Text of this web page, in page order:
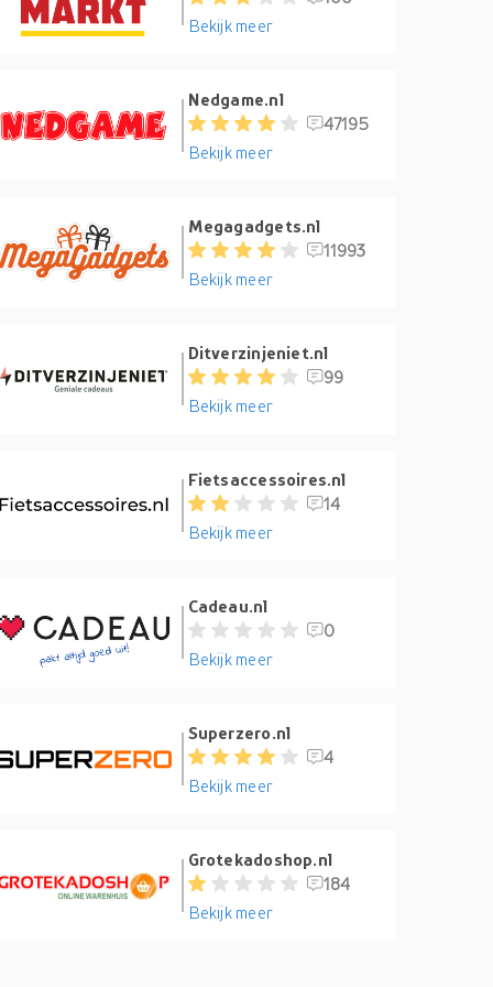
Bekijk meer
Nedgame.nl
47195
Bekijk meer
Megagadgets.nl
11993
Bekijk meer
Ditverzinjeniet.nl
99
Bekijk meer
Fietsaccessoires.nl
14
Bekijk meer
Cadeau.nl
0
Bekijk meer
Superzero.nl
4
Bekijk meer
Grotekadoshop.nl
184
Bekijk meer